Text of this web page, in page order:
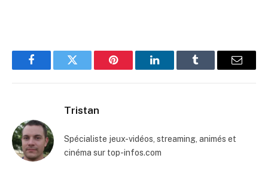
FacebookTwitter Pinterest LinkedInTumblr Email
Tristan
Spécialiste jeux-vidéos, streaming, animés et
cinéma sur top-infos.com